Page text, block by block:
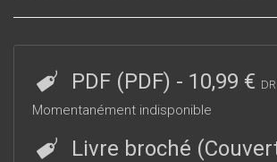
de sa naissance. Proprement inclassable,
au pamphlet politique, du roman historique
fantastique, du journal intime au feuilleton
brouillant à plaisir les contours de son
que les communications rassemblées
PDF (PDF) - 10,99 €
Momentanément indisponible
Livre broché